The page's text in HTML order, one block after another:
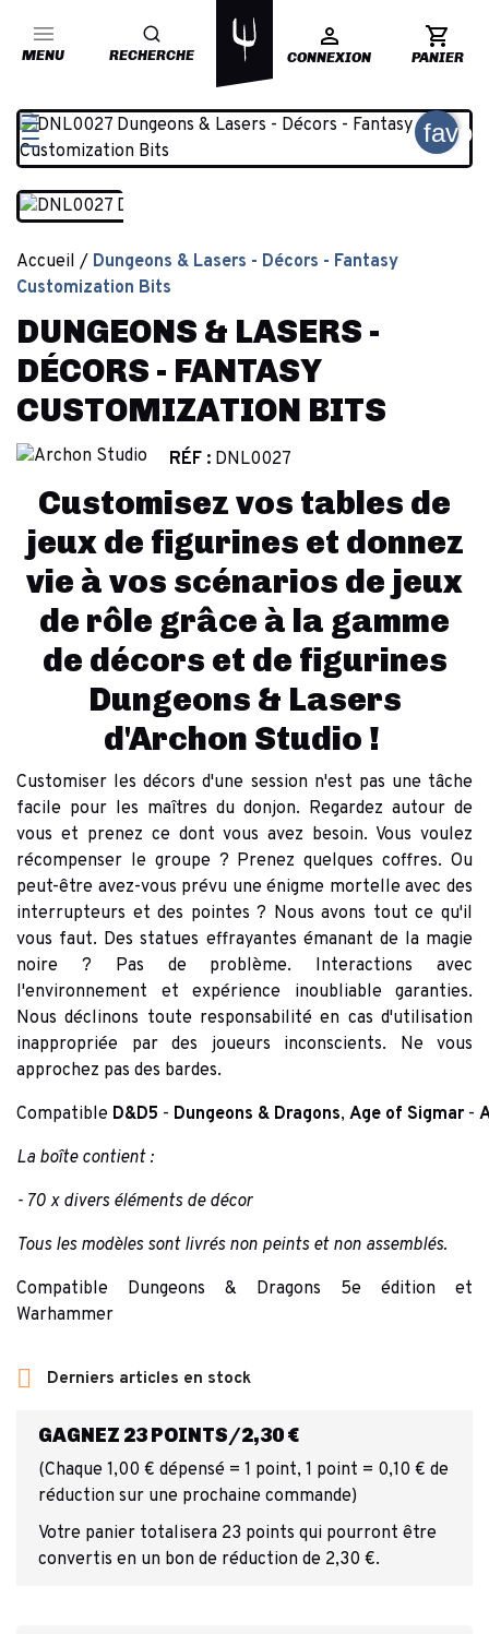
MENU RECHERCHE CONNEXION PANIER
Accueil
Dungeons & Lasers - Décors - Fantasy
Customization Bits
DUNGEONS & LASERS -
DÉCORS - FANTASY
CUSTOMIZATION BITS
RÉF : DNL0027
Customisez vos tables de
jeux de figurines et donnez
vie à vos scénarios de jeux
de rôle grâce à la gamme
de décors et de figurines
Dungeons & Lasers
d'Archon Studio !
Customiser les décors d'une session n'est pas une tâche
facile pour les maîtres du donjon. Regardez autour de
vous et prenez ce dont vous avez besoin. Vous voulez
récompenser le groupe ? Prenez quelques coffres. Ou
peut-être avez-vous prévu une énigme mortelle avec des
interrupteurs et des pointes ? Nous avons tout ce qu'il
vous faut. Des statues effrayantes émanant de la magie
noire ? Pas de problème. Interactions avec
l'environnement et expérience inoubliable garanties.
Nous déclinons toute responsabilité en cas d'utilisation
inappropriée par des joueurs inconscients. Ne vous
approchez pas des bardes.
Compatible D&D5 - Dungeons & Dragons, Age of Sigmar -
La boîte contient :
- 70 x divers éléments de décor
Tous les modèles sont livrés non peints et non assemblés.
Compatible Dungeons & Dragons 5e édition et
Warhammer
 Derniers articles en stock
GAGNEZ 23 POINTS/2,30 €
(Chaque 1,00 € dépensé = 1 point, 1 point = 0,10 € de
réduction sur une prochaine commande)
Votre panier totalisera 23 points qui pourront être
convertis en un bon de réduction de 2,30 €.